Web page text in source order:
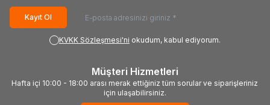
Kayıt Ol
KVKK Sözleşmesi'ni okudum, kabul ediyorum.
Müşteri Hizmetleri
Hafta içi 10:00 - 18:00 arası merak ettiğiniz tüm sorular ve siparişleriniz
için ulaşabilirsiniz.